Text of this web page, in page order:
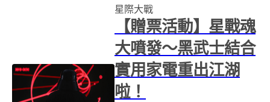
星際大戰
【贈票活動】星戰魂
大噴發～黑武士結合
實用家電重出江湖
啦！